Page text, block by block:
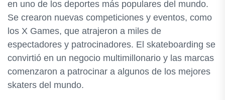
en uno de los deportes más populares del mundo.
Se crearon nuevas competiciones y eventos, como
los X Games, que atrajeron a miles de
espectadores y patrocinadores. El skateboarding se
convirtió en un negocio multimillonario y las marcas
comenzaron a patrocinar a algunos de los mejores
skaters del mundo.